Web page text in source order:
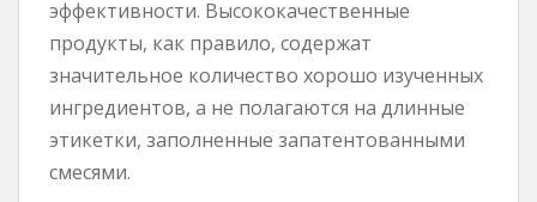
эффективности. Высококачественные
продукты, как правило, содержат
значительное количество хорошо изученных
ингредиентов, а не полагаются на длинные
этикетки, заполненные запатентованными
смесями.